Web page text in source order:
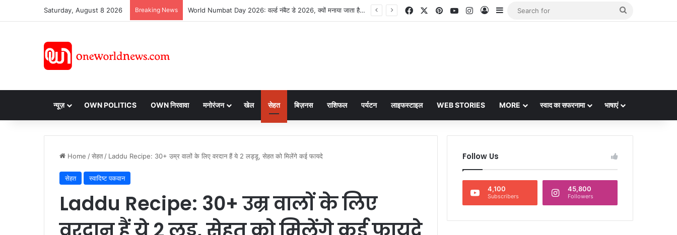
Saturday, August 8 2026 Breaking News Notary Public Day 2026: कब मनाया जाएगा? जानिए इतिहास, महत्व और नोटरी की भूमिका FacebookPinterestYouTubeInstagram
Log InSidebar
न्यूज़ OWN POLITICS OWN निरवावा मनोरंजन खेल सेहत बिज़नस राशिफल पर्यटन लाइफस्टाइल WEB STORIES MORE स्वाद का सफरनामा भाषाएं
Home /सेहत / Laddu Recipe: 30+ उम्र वालों के लिए वरदान हैं ये 2 लड्डू, सेहत को मिलेंगे कई फायदे
सेहत स्वादिष्ट पकवान
Laddu Recipe: 30+ उम्र वालों के लिए
Follow Us
4,100
Subscribers
45,800
Followers